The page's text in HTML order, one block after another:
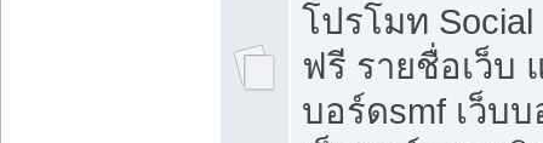
โปรโมท
ฟรี รายชื่อเว็บ
บอร์ดsmf เว็บ